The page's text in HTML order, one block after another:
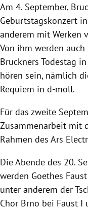
Am 4. September,
Geburtstagskonzert in
anderem mit Werken
Von ihm werden
Bruckners Todestag in
hören sein, nämlich
Requiem in d-moll.
Für das zweite
Zusammenarbeit mit
Rahmen des Ars
Die Abende des 20.
werden Goethes
unter anderem der
Chor Brno bei Faust I